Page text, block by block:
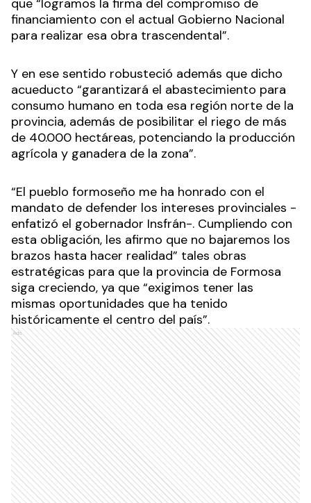
financiamiento con el actual Gobierno Nacional
para realizar esa obra trascendental”.
Y en ese sentido robusteció además que dicho
acueducto “garantizará el abastecimiento para
consumo humano en toda esa región norte de la
provincia, además de posibilitar el riego de más
de 40.000 hectáreas, potenciando la producción
agrícola y ganadera de la zona”.
“El pueblo formoseño me ha honrado con el
mandato de defender los intereses provinciales -
enfatizó el gobernador Insfrán-. Cumpliendo con
esta obligación, les afirmo que no bajaremos los
brazos hasta hacer realidad” tales obras
estratégicas para que la provincia de Formosa
siga creciendo, ya que “exigimos tener las
mismas oportunidades que ha tenido
históricamente el centro del país”.
Ads